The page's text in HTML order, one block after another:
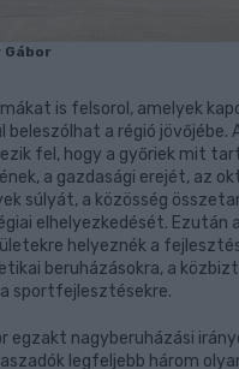
is felsorol, amelyek
beleszólhat a régió jövőjébe.
fel, hogy a győriek mit
a gazdasági erejét, az
súlyát, a közösség
elhelyezkedését. Ezután
helyeznék a
beruházásokra, a
sportfejlesztésekre.
egzakt nagyberuházási
legfeljebb három